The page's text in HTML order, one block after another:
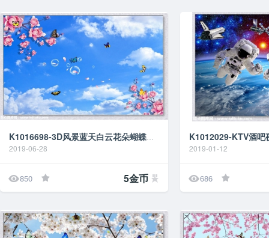
2019-06-28
850 5金币
2019-01-12
686